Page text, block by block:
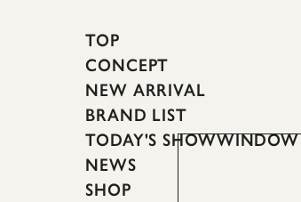
TOP
CONCEPT
NEW ARRIVAL
BRAND LIST
TODAY'S SHOWWINDOW
NEWS
SHOP